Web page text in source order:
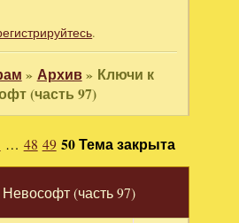
.
» Архив» Ключи к
(часть 97)
(часть 97)
… 48 49 50 Тема закрыта